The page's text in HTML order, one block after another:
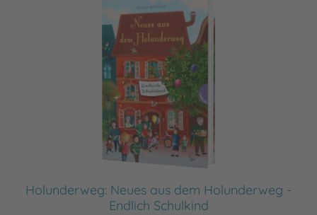
Holunderweg: Neues aus dem Holunderweg -
Endlich Schulkind